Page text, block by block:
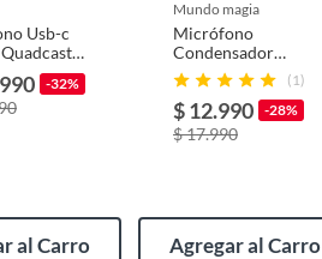
Usb-c
2
Para
-32%
al Carro
mundo magia
Micrófono
Condensador
Reducción Ruido
Pc Gamer Con Rgb
Luz Negro
(1)
$ 12.990 -28%
$ 17.990
Agregar al Carro